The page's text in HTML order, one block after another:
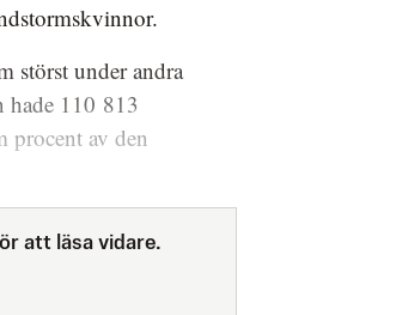
störst under andra
hade 110 813
procent av den
att läsa vidare.